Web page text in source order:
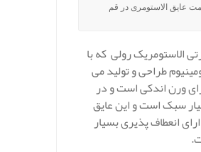
عایق الاستومری در قم
الاستومریک رولی که با
طراحی و تولید می
ورن اندکی است و در
سبک است و این عایق
انعطاف پذیری بسیار